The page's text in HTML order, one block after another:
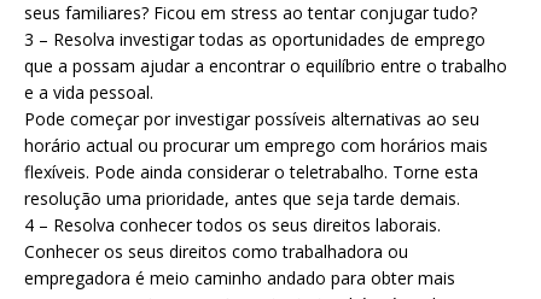
seus familiares? Ficou em stress ao tentar conjugar tudo?
3 – Resolva investigar todas as oportunidades de emprego
que a possam ajudar a encontrar o equilíbrio entre o trabalho
e a vida pessoal.
Pode começar por investigar possíveis alternativas ao seu
horário actual ou procurar um emprego com horários mais
flexíveis. Pode ainda considerar o teletrabalho. Torne esta
resolução uma prioridade, antes que seja tarde demais.
4 – Resolva conhecer todos os seus direitos laborais.
Conhecer os seus direitos como trabalhadora ou
empregadora é meio caminho andado para obter mais